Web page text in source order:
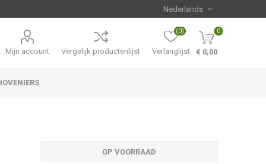
Mijn account Vergelijk productenlijst Verlanglijst
(0) 0
€ 0,00
OP VOORRAAD